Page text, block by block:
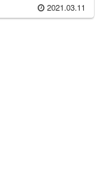
2021.03.11